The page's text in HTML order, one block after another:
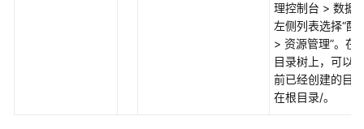
理控制台 > 数据
左侧列表选择“配
> 资源管理”。在
目录树上，可以
前已经创建的目
在根目录/。